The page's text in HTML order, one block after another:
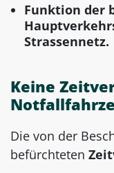
Funktion der
Strassennetz.
Keine
Die von der
befürchteten